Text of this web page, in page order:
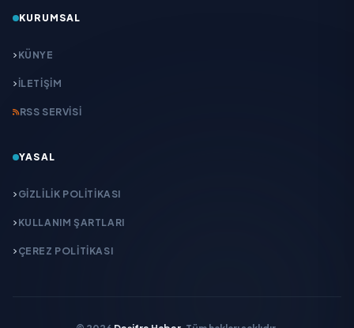
KURUMSAL
KÜNYE
İLETIŞIM
RSS SERVISI
YASAL
GIZLILIK POLITIKASI
KULLANIM ŞARTLARI
ÇEREZ POLITIKASI